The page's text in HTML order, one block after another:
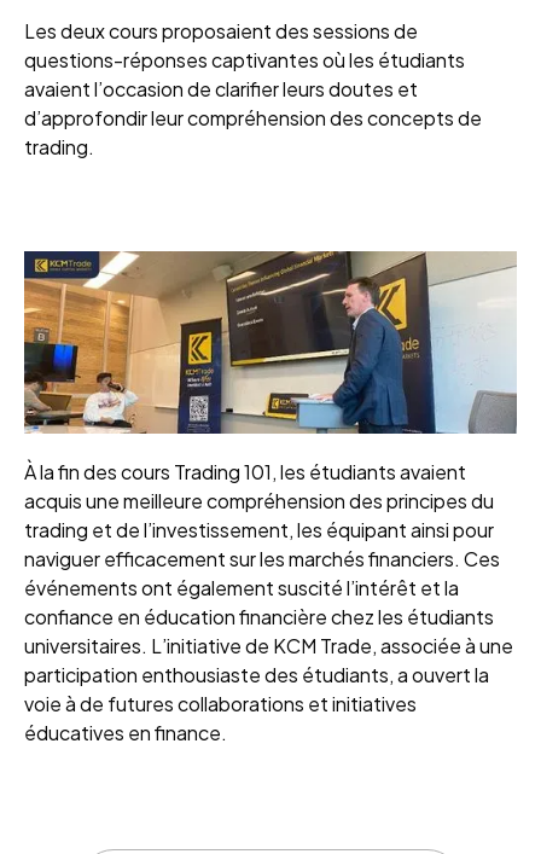
Les deux cours proposaient des sessions de
questions-réponses captivantes où les étudiants
avaient l’occasion de clarifier leurs doutes et
d’approfondir leur compréhension des concepts de
trading.
À la fin des cours Trading 101, les étudiants avaient
acquis une meilleure compréhension des principes du
trading et de l’investissement, les équipant ainsi pour
naviguer efficacement sur les marchés financiers. Ces
événements ont également suscité l’intérêt et la
confiance en éducation financière chez les étudiants
universitaires. L’initiative de KCM Trade, associée à une
participation enthousiaste des étudiants, a ouvert la
voie à de futures collaborations et initiatives
éducatives en finance.